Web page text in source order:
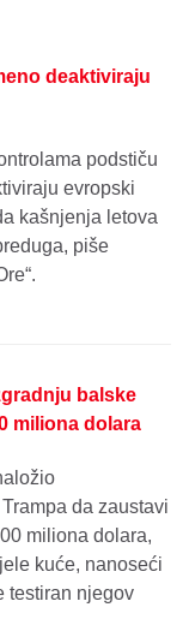
deaktiviraju
podstiču
evropski
kašnjenja letova
piše
balske
miliona dolara
da zaustavi
miliona dolara,
kuće, nanoseći
testiran njegov